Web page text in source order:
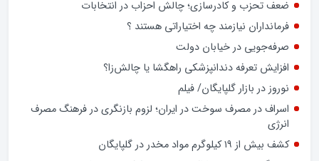
وام ازدواج به بیش از 80درصد متقاضیان پرداخت شده است
هر فردی که نیت خدمت به مردم داشته باشد، حتی بدون داشتن
پرونده رسمی، بسیجی است
ضعف تحزب و کادرسازی؛ چالش احزاب در انتخابات
فرمانداران نیازمند چه اختیاراتی هستند ؟
صرفه‌جویی در خیابان دولت
افزایش تعرفه دندانپزشکی راهگشا یا چالش‌زا؟
نوروز در بازار گلپایگان/ فیلم